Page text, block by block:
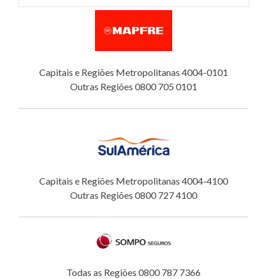
Capitais e Regiões Metropolitanas 4004-0101
Outras Regiões 0800 705 0101
Capitais e Regiões Metropolitanas 4004-4100
Outras Regiões 0800 727 4100
Todas as Regiões 0800 787 7366